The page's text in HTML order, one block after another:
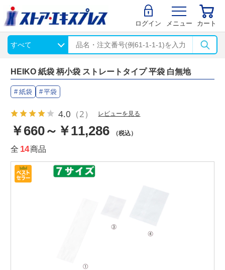
ログイン メニュー カート
HEIKO 紙袋 柄小袋 ストレートタイプ 平袋 白無地
紙袋 平袋
4.0 （2） レビューを見る
￥660～￥11,286 （税込）
全 14商品